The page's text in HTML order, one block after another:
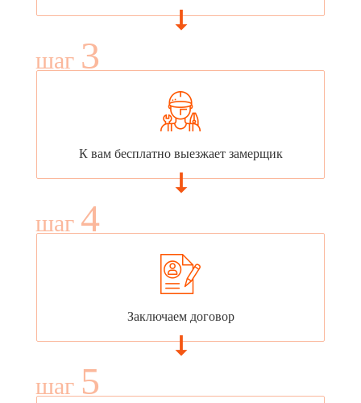
шаг 3
К вам бесплатно выезжает замерщик
шаг 4
Заключаем договор
шаг 5